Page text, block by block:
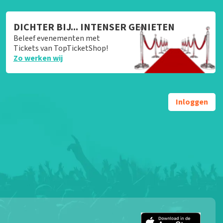
DICHTER BIJ... INTENSER GENIETEN
Beleef evenementen met
Tickets van TopTicketShop!
Zo werken wij
Inloggen